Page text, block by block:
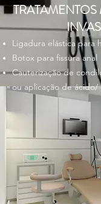
Ligadura elástica para
Botox para fissura anal
Cauterização de
ou aplicação de ácido/